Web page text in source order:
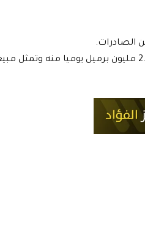
والمستوى المستهدف لصادرات العراق هو 2.6 مليون برميل يوميا يمثل خام البصرة الخفيف 2.2 مليون برميل يوميا